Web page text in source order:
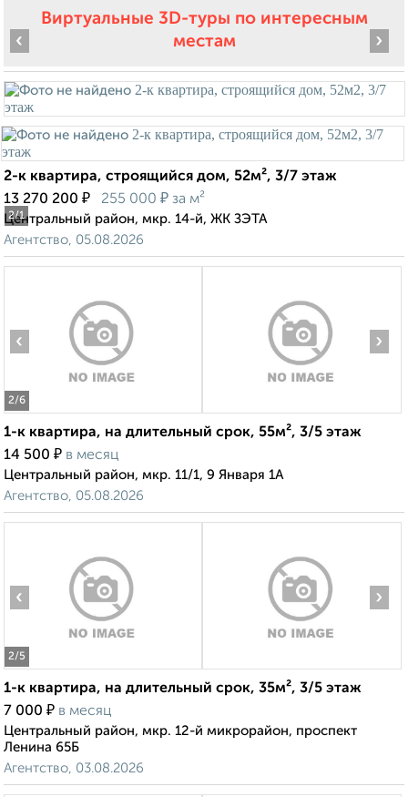
Виртуальные 3D-туры по интересным
местам
2/1
‹ ›
2-к квартира, строящийся дом, 52м², 3/7 этаж
13 270 200 ₽ 255 000 ₽ за м²
Центральный район, мкр. 14-й, ЖК ЗЭТА
Агентство, 05.08.2026
2/6
‹ ›
1-к квартира, на длительный срок, 55м², 3/5 этаж
14 500 ₽ в месяц
Центральный район, мкр. 11/1, 9 Января 1А
Агентство, 05.08.2026
2/5
‹ ›
1-к квартира, на длительный срок, 35м², 3/5 этаж
7 000 ₽ в месяц
Центральный район, мкр. 12-й микрорайон, проспект
Ленина 65Б
Агентство, 03.08.2026